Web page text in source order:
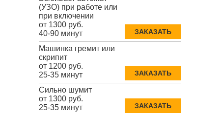
(УЗО) при работе или
при включении
от 1300 руб.
40-90 минут
ЗАКАЗАТЬ
Машинка гремит или
скрипит
от 1200 руб.
25-35 минут
ЗАКАЗАТЬ
Сильно шумит
от 1300 руб.
25-35 минут
ЗАКАЗАТЬ